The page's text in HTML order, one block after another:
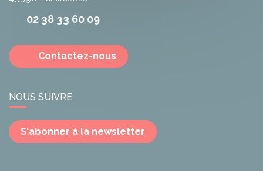
02 38 33 60 09
Contactez-nous
NOUS SUIVRE
S'abonner à la newsletter